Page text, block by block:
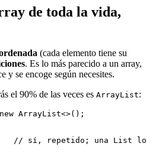
de toda la vida,
(cada elemento tiene su
. Es lo más parecido a un array,
y se encoge según necesites.
el 90% de las veces es ArrayList:
ArrayList<>();
// sí, repetido; una List lo